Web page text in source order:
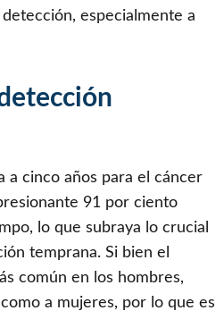
especialmente a
a cinco años para el cáncer
91 por ciento
lo que subraya lo crucial
temprana. Si bien el
común en los hombres,
a mujeres, por lo que es